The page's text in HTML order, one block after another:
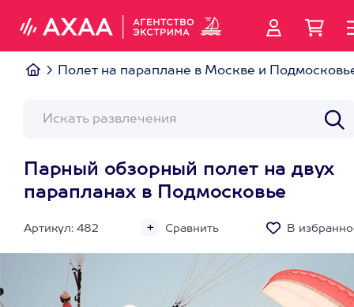
Полет на параплане в Москве и
Парный обзорный полет на двух
парапланах в Подмосковье
Артикул: 482 Сравнить В